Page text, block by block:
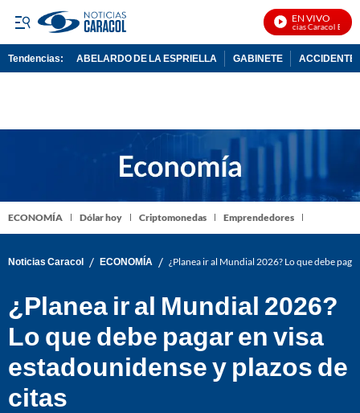
EN VIVO
Noticias Caracol En Vivo
Tendencias: ABELARDO DE LA ESPRIELLA GABINETE ACCIDENTE
ECONOMÍA Dólar hoy Criptomonedas Emprendedores
Noticias Caracol / ECONOMÍA / ¿Planea ir al Mundial 2026? Lo que debe
¿Planea ir al Mundial 2026?
Lo que debe pagar en visa
estadounidense y plazos de
citas